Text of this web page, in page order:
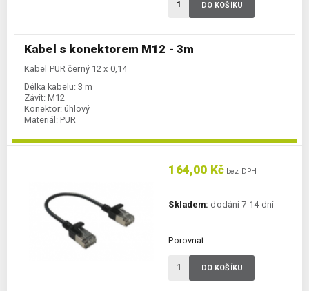
Kabel s konektorem M12 - 3m
Kabel PUR černý 12 x 0,14
Délka kabelu: 3 m
Závit: M12
Konektor: úhlový
Materiál: PUR
DO KOŠÍKU
164,00 Kč bez DPH
Skladem: dodání 7-14 dní
Porovnat
DO KOŠÍKU